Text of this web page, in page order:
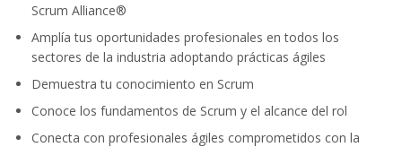
Scrum Alliance®
Amplía tus oportunidades profesionales en todos los
sectores de la industria adoptando prácticas ágiles
Demuestra tu conocimiento en Scrum
Conoce los fundamentos de Scrum y el alcance del rol
Conecta con profesionales ágiles comprometidos con la